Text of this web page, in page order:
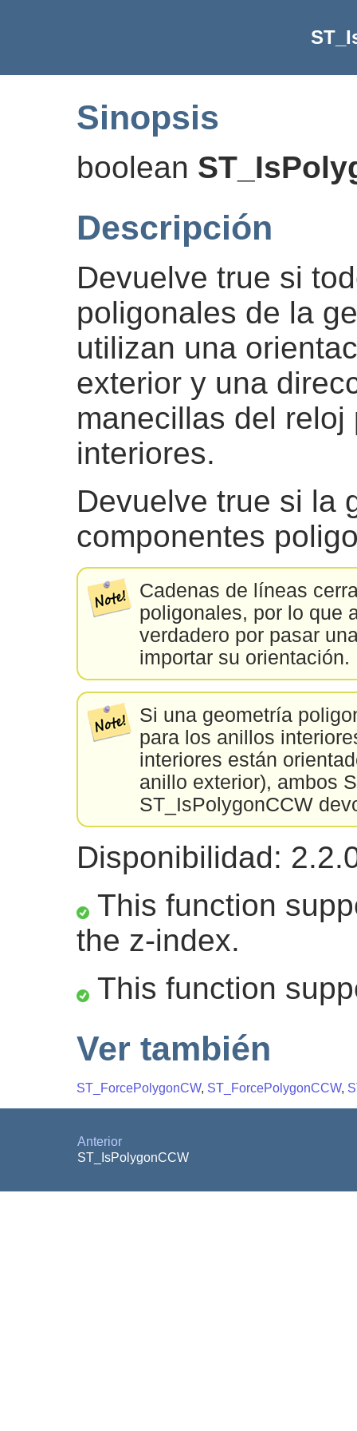
Sinopsis
boolean
Descripción
Devuelve true si
poligonales de la
utilizan una
exterior y una
manecillas del
interiores.
Devuelve true si la
componentes
Cadenas de líneas
poligonales, por lo que
verdadero por pasar
importar su orientación.
Si una geometría
para los anillos
interiores están
anillo exterior), ambos
ST_IsPolygonCCW
Disponibilidad:
This function
the z-index.
This function
Ver también
ST_ForcePolygonCW, ST_ForcePolygonCCW,
Anterior
ST_IsPolygonCCW